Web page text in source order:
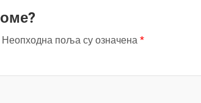
Неопходна поља су означена *